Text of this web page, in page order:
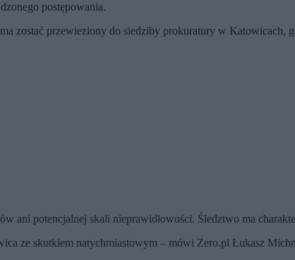
postępowania.
zostać przewieziony do siedziby prokuratury w Katowicach,
ani potencjalnej skali nieprawidłowości. Śledztwo ma
ze skutkiem natychmiastowym – mówi Zero.pl Łukasz